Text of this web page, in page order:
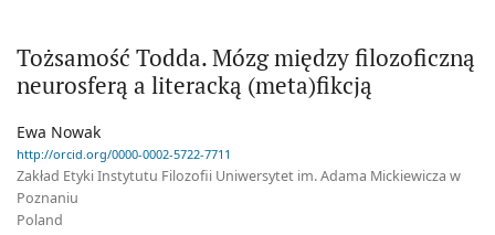
Tożsamość Todda. Mózg między filozoficzną
neurosferą a literacką (meta)fikcją
Ewa Nowak
http://orcid.org/0000-0002-5722-7711
Zakład Etyki Instytutu Filozofii Uniwersytet im. Adama Mickiewicza w
Poznaniu
Poland